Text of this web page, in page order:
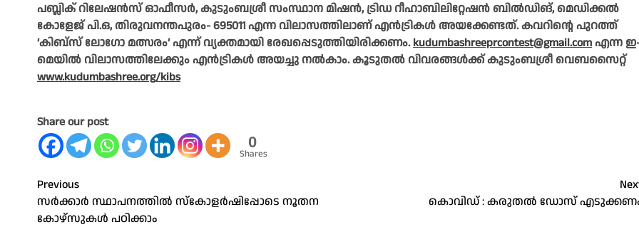
പബ്ലിക് റിലേഷൻസ് ഓഫീസർ, കുടുംബശ്രീ സംസ്ഥാന മിഷൻ, ട്രിഡ റീഹാബിലിറ്റേഷൻ ബിൽഡിങ്, മെഡിക്കൽ
കോളേജ് പി.ഒ, തിരുവനന്തപുരം- 695011 എന്ന വിലാസത്തിലാണ് എൻട്രികൾ അയക്കേണ്ടത്. കവറിന്റെ പുറത്ത്
‘കിബ്‌സ് ലോഗോ മത്സരം’ എന്ന് വ്യക്തമായി രേഖപ്പെടുത്തിയിരിക്കണം.kudumbashreeprcontest@gmail.comഎന്ന
മെയിൽ വിലാസത്തിലേക്കും എൻട്രികൾ അയച്ചു നൽകാം. കൂടുതൽ വിവരങ്ങൾക്ക് കുടുംബശ്രീ വെബസൈറ്റ്
www.kudumbashree.org/kibs
Share our post
0
Shares
Post
navigation
Previous
സര്‍ക്കാര്‍ സ്ഥാപനത്തില്‍ സ്‌കോളര്‍ഷിപ്പോടെ നൂതന
കോഴ്‌സുകള്‍ പഠിക്കാം
കൊവിഡ് : കരുതൽ ഡോസ്